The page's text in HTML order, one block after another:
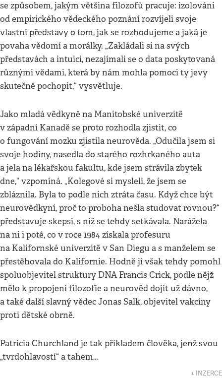
se způsobem, jakým většina filozofů pracuje: izolováni
od empirického vědeckého poznání rozvíjeli svoje
vlastní představy o tom, jak se rozhodujeme a jaká je
povaha vědomí a morálky. „Zakládali si na svých
představách a intuici, nezajímali se o data poskytovaná
různými vědami, která by nám mohla pomoci ty jevy
skutečně pochopit,“ vysvětluje.
Jako mladá vědkyně na Manitobské univerzitě
v západní Kanadě se proto rozhodla zjistit, co
o fungování mozku zjistila neurověda. „Odučila jsem si
svoje hodiny, nasedla do starého rozhrkaného auta
a jela na lékařskou fakultu, kde jsem strávila zbytek
dne,“ vzpomíná. „Kolegové si mysleli, že jsem se
zbláznila. Byla to podle nich ztráta času. Když chce být
neurovědkyní, proč to proboha nešla studovat rovnou?“
představuje skepsi, s níž se tehdy setkávala. Narážela
na ni i poté, co v roce 1984 získala profesuru
na Kalifornské univerzitě v San Diegu a s manželem se
přestěhovala do Kalifornie. Hodně jí však tehdy pomohl
spoluobjevitel struktury DNA Francis Crick, podle nějž
mělo k propojení filozofie a neurověd dojít už dávno,
a také další slavný vědec Jonas Salk, objevitel vakcíny
proti dětské obrně.
Patricia Churchland je tak příkladem člověka, jenž svou
„tvrdohlavostí“ a tahem…
↓ INZERCE